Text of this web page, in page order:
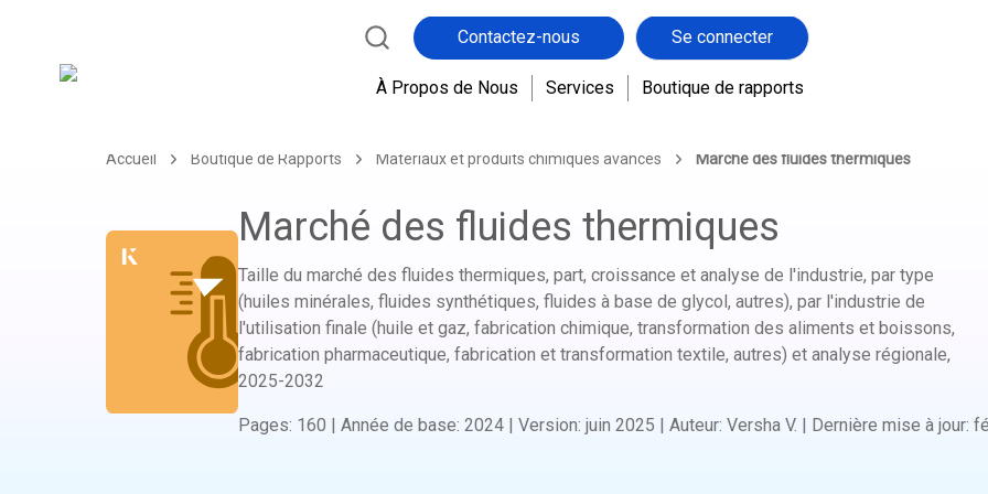
Contactez-nous Se connecter
Marché des fluides thermiques
Taille du marché des fluides thermiques, part, croissance et analyse de l'industrie, par type
(huiles minérales, fluides synthétiques, fluides à base de glycol, autres), par l'industrie de
l'utilisation finale (huile et gaz, fabrication chimique, transformation des aliments et boissons,
fabrication pharmaceutique, fabrication et transformation textile, autres) et analyse régionale,
2025-2032
Pages 160 | Année de base 2024 | Version juin 2025 | Auteur Versha V. | Dernière mise à jour